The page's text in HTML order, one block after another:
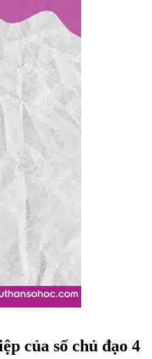
của số chủ đạo 4